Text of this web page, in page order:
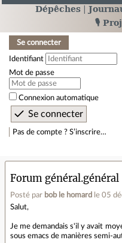
Dépêches
🎙️
Se connecter
Identifiant
Mot de passe
Connexion automatique
Pas de compte ? S’inscrire…
Forum général.général
Posté par bob le homard le 05
Salut,
Je me demandais s'il y avait
sous emacs de manières semi-